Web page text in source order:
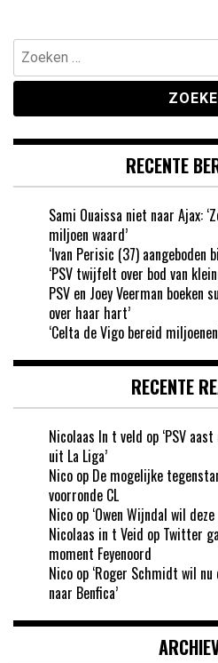
Zoeken
naar:
RECENTE
Sami Ouaissa niet naar Ajax:
miljoen waard’
‘Ivan Perisic (37) aangeboden
‘PSV twijfelt over bod van
PSV en Joey Veerman
over haar hart’
‘Celta de Vigo bereid
RECENTE
Nicolaas In t veld op ‘PSV
uit La Liga’
Nico op De mogelijke
voorronde CL
Nico op ‘Owen Wijndal wil
Nicolaas in t Veid op Twitter
moment Feyenoord
Nico op ‘Roger Schmidt wil
naar Benfica’